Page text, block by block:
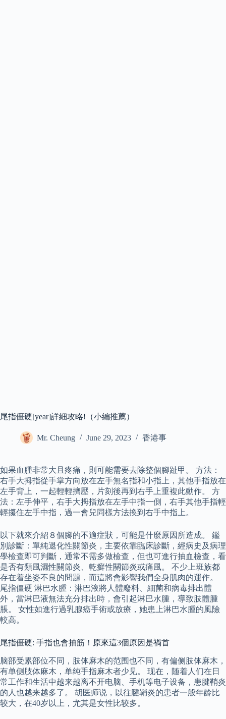
尾指僵硬[year]詳細攻略!（小編推薦）
Mr. Cheung June 29, 2023 香港事
如果血腫非常大且疼痛，則可能需要去除整個腳趾甲。 方法：
右手大拇指從手掌方向放在左手無名指和小指上，其他手指放在
左手背上，一起輕輕擠壓，片刻後再到右手上重複此動作。 方
法：左手伸平，右手大拇指放在左手中指一側，右手其他手指輕
輕攥住左手中指，過一會兒同樣方法換到右手中指上。
以下就來介紹８個腳的不適症狀，可能是什麼原因所造成。 鑑
別診斷：單純退化性關節炎，主要依靠臨床診斷，經病史及病理
學檢查即可判斷，通常不需多做檢查，但也可進行抽血檢查，看
是否有類風濕性關節炎、乾癬性關節炎或痛風。 不少上班族都
存在着坐姿不良的問題，而這將會影響我們全身肌肉的運作。
尾指僵硬 淋巴水腫：淋巴液將人體廢料、細菌和病毒排出體
外，當淋巴液無法充分排出時，會引起淋巴水腫，導致肢體腫
脹。 女性如進行過乳腺癌手術或放療，她患上淋巴水腫的風險
較高。
尾指僵硬: 手指也會抽筋！原來這3個原因是禍首
脑部受累部位不同，肢体麻木的范围也不同，有偏侧肢体麻木，
有单侧肢体麻木，单纯手指麻木者少见。 现在，随着人们在日
常工作和生活中越来越离不开电脑、手机等电子设备，患腱鞘炎
的人也越来越多了。 胡医师说，以往腱鞘炎的患者一般年龄比
较大，在40岁以上，尤其是女性比较多。